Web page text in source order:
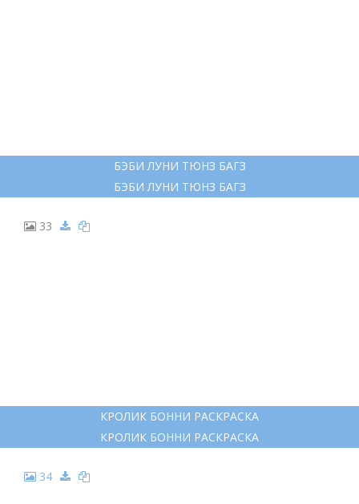
БЭБИ ЛУНИ ТЮНЗ БАГЗ
БЭБИ ЛУНИ ТЮНЗ БАГЗ
33
КРОЛИК БОННИ РАСКРАСКА
КРОЛИК БОННИ РАСКРАСКА
34